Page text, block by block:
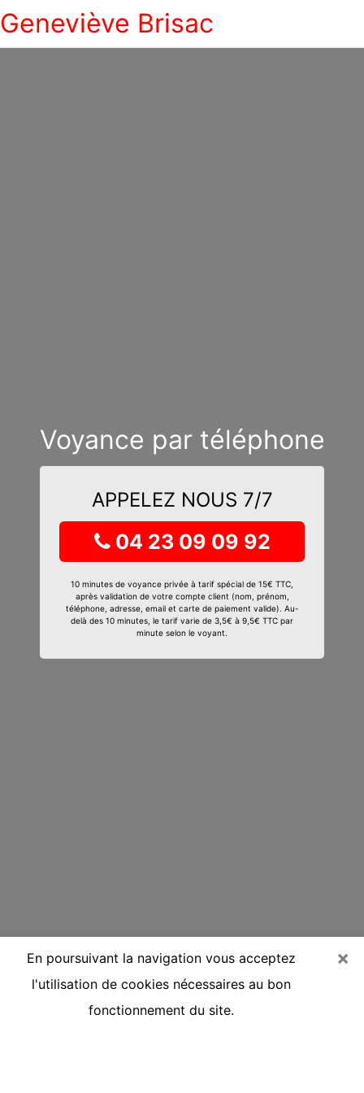
Geneviève Brisac
Voyance par téléphone
APPELEZ NOUS 7/7
04 23 09 09 92
10 minutes de voyance privée à tarif spécial de 15€ TTC,
après validation de votre compte client (nom, prénom,
téléphone, adresse, email et carte de paiement valide). Au-
delà des 10 minutes, le tarif varie de 3,5€ à 9,5€ TTC par
minute selon le voyant.
×
En poursuivant la navigation vous acceptez
l'utilisation de cookies nécessaires au bon
fonctionnement du site.